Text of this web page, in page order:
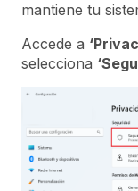
mantiene tu
Accede a
selecciona